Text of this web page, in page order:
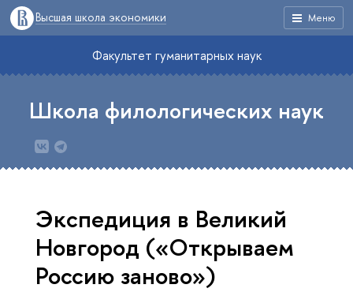
Меню
Высшая школа экономики
Факультет гуманитарных наук
Школа филологических наук
Экспедиция в Великий
Новгород («Открываем
Россию заново»)